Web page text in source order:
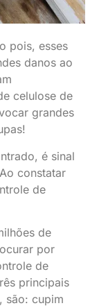
pois, esses
danos ao
celulose de
grandes
é sinal
constatar
de
de
por
de
principais
são: cupim